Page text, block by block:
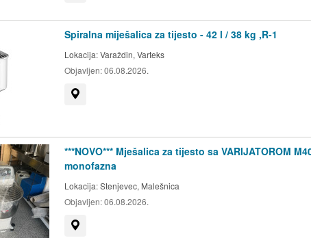
Spiralna miješalica za tijesto - 42 l / 38 kg ,R-1
Lokacija:Varaždin, Varteks
Objavljen:06.08.2026.
***NOVO*** Mješalica za tijesto sa VARIJATOROM
monofazna
Lokacija:Stenjevec, Malešnica
Objavljen:06.08.2026.